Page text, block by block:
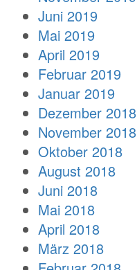
Juni 2019
Mai 2019
April 2019
Februar 2019
Januar 2019
Dezember 2018
November 2018
Oktober 2018
August 2018
Juni 2018
Mai 2018
April 2018
März 2018